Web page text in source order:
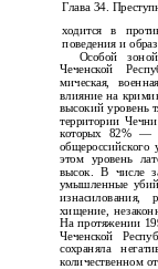
Глава 34.
ходится в
поведения и
Особой зоной
Чеченской
мическая,
влияние на
высокий уровень
территории
которых 82% —
этом уровень
высок. В числе
умышленные
хищение,
На протяжении
Чеченской
сохраняла
количественном